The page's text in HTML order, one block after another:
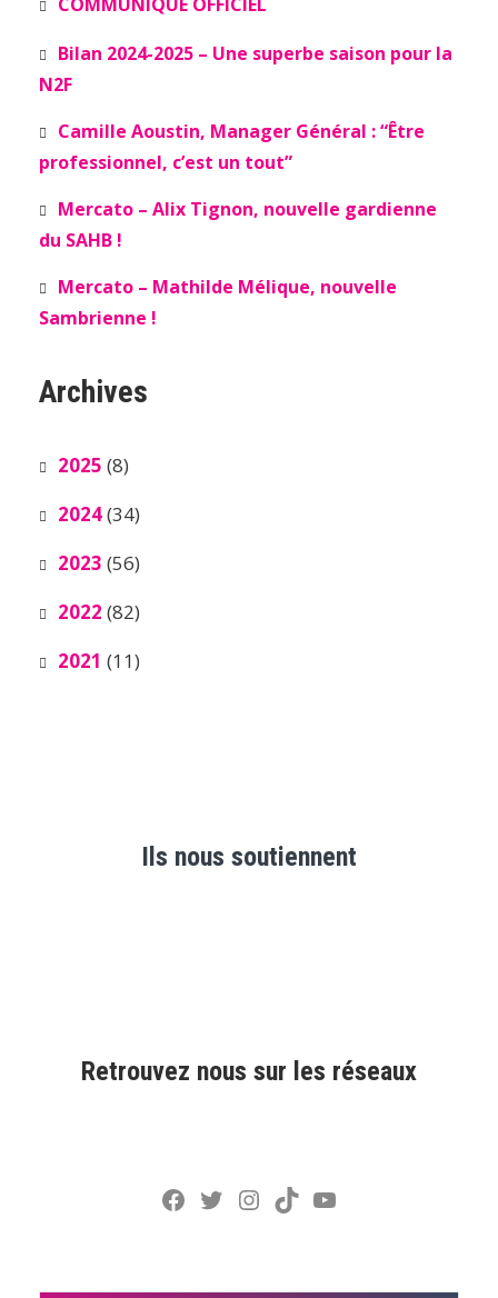
Bilan 2024-2025 – Une superbe saison pour la
N2F
Camille Aoustin, Manager Général : “Être
professionnel, c’est un tout”
Mercato – Alix Tignon, nouvelle gardienne
du SAHB !
Mercato – Mathilde Mélique, nouvelle
Sambrienne !
Archives
2025 (8)
2024(34)
2023 (56)
2022 (82)
2021 (11)
Ils nous soutiennent
Retrouvez nous sur les réseaux
Facebook
Twitter
Instagram
TikTokYouTube